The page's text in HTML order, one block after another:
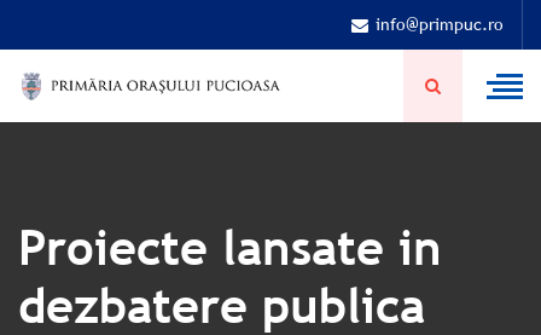
info@primpuc.ro
Proiecte lansate in
dezbatere publica